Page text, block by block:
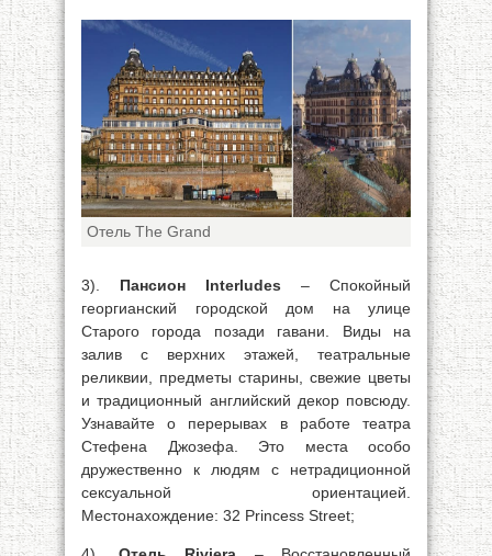
Отель The Grand
3). Пансион Interludes – Спокойный
георгианский городской дом на улице
Старого города позади гавани. Виды на
залив с верхних этажей, театральные
реликвии, предметы старины, свежие цветы
и традиционный английский декор повсюду.
Узнавайте о перерывах в работе театра
Стефена Джозефа. Это места особо
дружественно к людям с нетрадиционной
сексуальной ориентацией.
Местонахождение: 32 Princess Street;